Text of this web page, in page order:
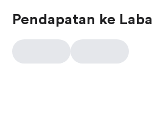
Pendapatan ke Laba